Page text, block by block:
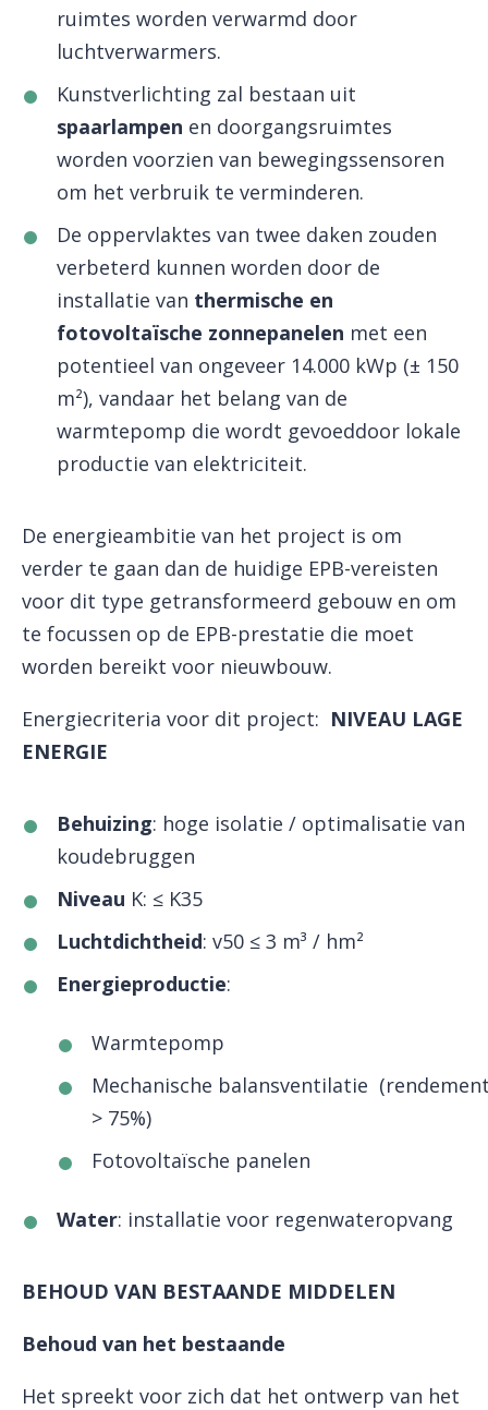
ruimtes worden verwarmd door
luchtverwarmers.
Kunstverlichting zal bestaan ​​uit
spaarlampen en doorgangsruimtes
worden voorzien van bewegingssensoren
om het verbruik te verminderen.
De oppervlaktes van twee daken zouden
verbeterd kunnen worden door de
installatie van thermische en
fotovoltaïsche zonnepanelen met een
potentieel van ongeveer 14.000 kWp (± 150
m²), vandaar het belang van de
warmtepomp die wordt gevoeddoor lokale
productie van elektriciteit.
De energieambitie van het project is om
verder te gaan dan de huidige EPB-vereisten
voor dit type getransformeerd gebouw en om
te focussen op de EPB-prestatie die moet
worden bereikt voor nieuwbouw.
Energiecriteria voor dit project: NIVEAU LAGE
ENERGIE
Behuizing: hoge isolatie / optimalisatie van
koudebruggen
Niveau K: ≤ K35
Luchtdichtheid: v50 ≤ 3 m³ / hm²
Energieproductie:
Warmtepomp
Mechanische balansventilatie
> 75%)
Fotovoltaïsche panelen
Water: installatie voor regenwateropvang
BEHOUD VAN BESTAANDE MIDDELEN
Behoud van het bestaande
Het spreekt voor zich dat het ontwerp van het